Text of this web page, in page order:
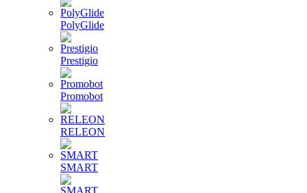
PolyGlide
Prestigio
Promobot
RELEON
SMART